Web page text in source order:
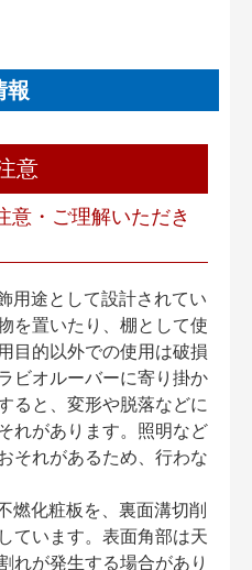
報
意
意・ご理解いただき
用途として設計されてい
を置いたり、棚として使
目的以外での使用は破損
ビオルーバーに寄り掛か
ると、変形や脱落などに
れがあります。照明など
それがあるため、行わな
燃化粧板を、裏面溝切削
ています。表面角部は天
れが発生する場合があり